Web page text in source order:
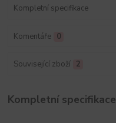
Kompletní specifikace
Komentáře 0
Související zboží 2
Kompletní specifikace